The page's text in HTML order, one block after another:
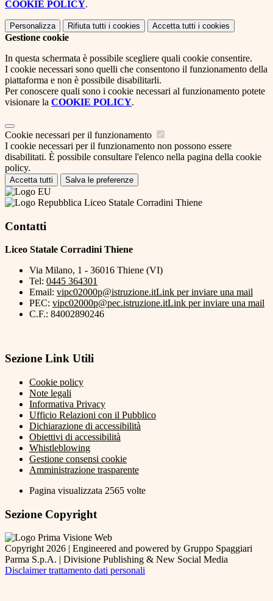
COOKIE POLICY.
Personalizza Rifiuta tutti i cookies Accetta tutti i cookies
Gestione cookie
In questa schermata è possibile scegliere quali cookie consentire.
I cookie necessari sono quelli che consentono il funzionamento della
piattaforma e non è possibile disabilitarli.
Per conoscere quali sono i cookie necessari al funzionamento potete
visionare la COOKIE POLICY.
Cookie necessari per il funzionamento
I cookie necessari per il funzionamento non possono essere
disabilitati. È possibile consultare l'elenco nella pagina della cookie
policy.
Accetta tutti Salva le preferenze
Liceo Statale Corradini Thiene
Contatti
Liceo Statale Corradini Thiene
Via Milano, 1 - 36016 Thiene (VI)
Tel: 0445 364301
Email: vipc02000p@istruzione.itLink per inviare una mail
PEC: vipc02000p@pec.istruzione.itLink per inviare una mail
C.F.: 84002890246
Sezione Link Utili
Cookie policy
Note legali
Informativa Privacy
Ufficio Relazioni con il Pubblico
Dichiarazione di accessibilità
Obiettivi di accessibilità
Whistleblowing
Gestione consensi cookie
Amministrazione trasparente
Pagina visualizzata 2565 volte
Sezione Copyright
Copyright 2026 | Engineered and powered by Gruppo Spaggiari
Parma S.p.A. | Divisione Publishing & New Social Media
Disclaimer trattamento dati personali